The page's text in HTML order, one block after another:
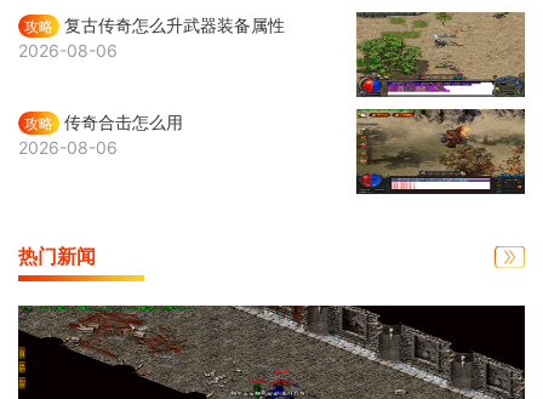
攻略 复古传奇怎么升武器装备属性
2026-08-06
攻略 传奇合击怎么用
2026-08-06
热门新闻